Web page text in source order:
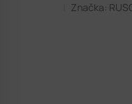
Značka: